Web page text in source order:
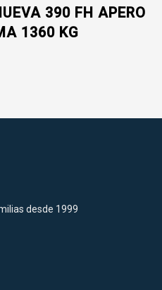
390 FH APERO
1360 KG
desde 1999